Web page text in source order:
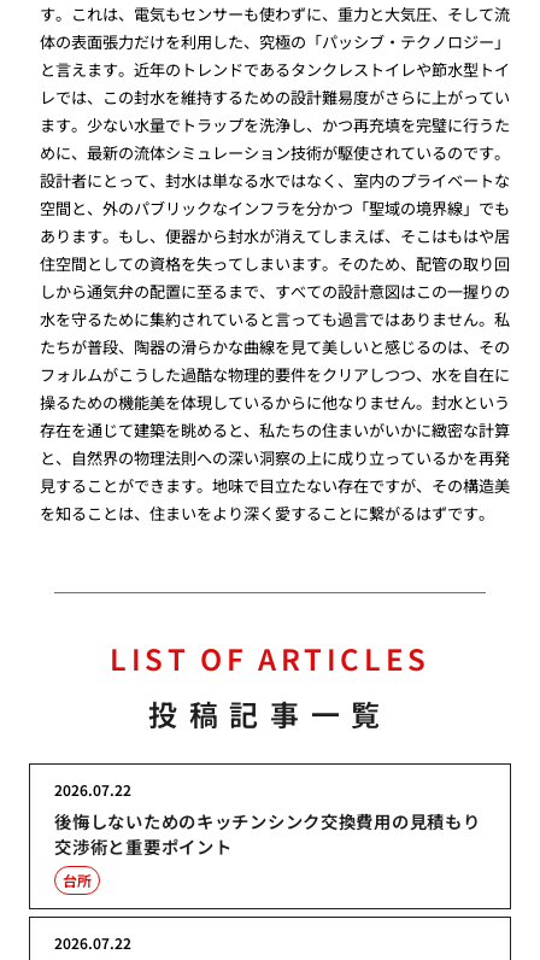
す。これは、電気もセンサーも使わずに、重力と大気圧、そして流
体の表面張力だけを利用した、究極の「パッシブ・テクノロジー」
と言えます。近年のトレンドであるタンクレストイレや節水型トイ
レでは、この封水を維持するための設計難易度がさらに上がってい
ます。少ない水量でトラップを洗浄し、かつ再充填を完璧に行うた
めに、最新の流体シミュレーション技術が駆使されているのです。
設計者にとって、封水は単なる水ではなく、室内のプライベートな
空間と、外のパブリックなインフラを分かつ「聖域の境界線」でも
あります。もし、便器から封水が消えてしまえば、そこはもはや居
住空間としての資格を失ってしまいます。そのため、配管の取り回
しから通気弁の配置に至るまで、すべての設計意図はこの一握りの
水を守るために集約されていると言っても過言ではありません。私
たちが普段、陶器の滑らかな曲線を見て美しいと感じるのは、その
フォルムがこうした過酷な物理的要件をクリアしつつ、水を自在に
操るための機能美を体現しているからに他なりません。封水という
存在を通じて建築を眺めると、私たちの住まいがいかに緻密な計算
と、自然界の物理法則への深い洞察の上に成り立っているかを再発
見することができます。地味で目立たない存在ですが、その構造美
を知ることは、住まいをより深く愛することに繋がるはずです。
LIST OF ARTICLES
投稿記事一覧
後悔しないためのキッチンシンク交換費用の見積もり
交渉術と重要ポイント
2026.07.22
台所
2026.07.22